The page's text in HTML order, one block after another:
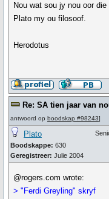
Nou wat sou jy nou oor
Plato my ou filosoof.
Herodotus
Re: SA tien jaar van
antwoord op boodskap #98243]
Plato
Boodskappe: 630
Geregistreer: Julie 2004
@rogers.com wrote:
> "Ferdi Greyling" skryf